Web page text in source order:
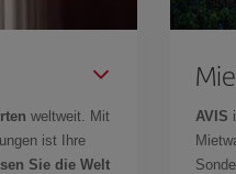
weltweit. Mit
ist Ihre
Sie die Welt
AVIS